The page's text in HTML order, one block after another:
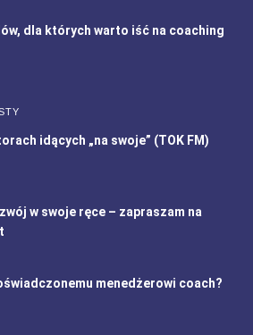
dla których warto iść na coaching
idących „na swoje” (TOK FM)
w swoje ręce – zapraszam na
menedżerowi coach?